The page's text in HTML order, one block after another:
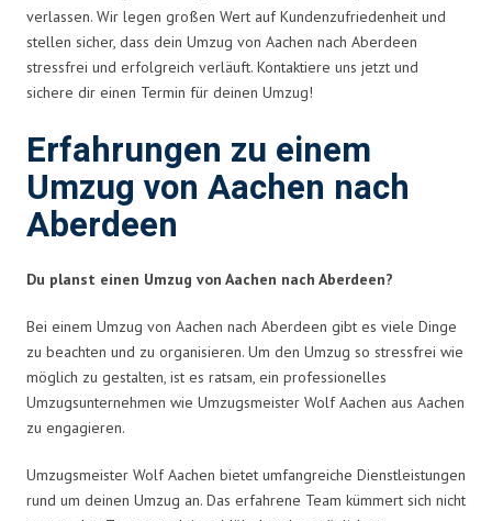
verlassen. Wir legen großen Wert auf Kundenzufriedenheit und
stellen sicher, dass dein Umzug von Aachen nach Aberdeen
stressfrei und erfolgreich verläuft. Kontaktiere uns jetzt und
sichere dir einen Termin für deinen Umzug!
Erfahrungen zu einem
Umzug von Aachen nach
Aberdeen
Du planst einen Umzug von Aachen nach Aberdeen?
Bei einem Umzug von Aachen nach Aberdeen gibt es viele Dinge
zu beachten und zu organisieren. Um den Umzug so stressfrei wie
möglich zu gestalten, ist es ratsam, ein professionelles
Umzugsunternehmen wie Umzugsmeister Wolf Aachen aus Aachen
zu engagieren.
Umzugsmeister Wolf Aachen bietet umfangreiche Dienstleistungen
rund um deinen Umzug an. Das erfahrene Team kümmert sich nicht